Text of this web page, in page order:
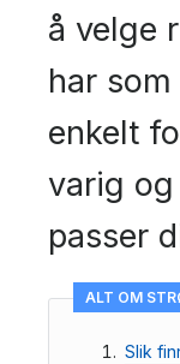
å velge
har
enkelt
varig
passer
ALT OM
Slik